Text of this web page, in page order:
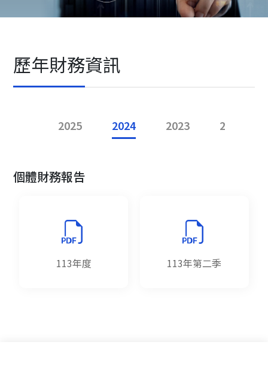
歷年財務資訊
2025 2024 2023 2022
個體財務報告
113年度 113年第二季